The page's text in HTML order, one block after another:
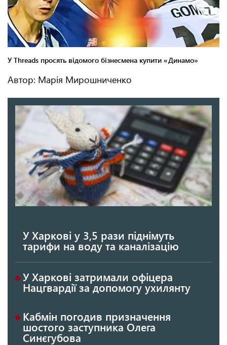
Автор: Марія Мирошниченко
У Харкові у 3,5 рази піднімуть
тарифи на воду та каналізацію
У Харкові затримали офіцера
Нацгвардії за допомогу ухилянту
Кабмін погодив призначення
шостого заступника Олега
Синєгубова